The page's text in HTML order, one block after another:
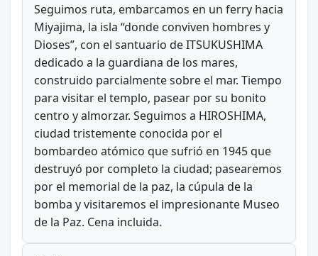
Seguimos ruta, embarcamos en un ferry hacia
Miyajima, la isla “donde conviven hombres y
Dioses”, con el santuario de ITSUKUSHIMA
dedicado a la guardiana de los mares,
construido parcialmente sobre el mar. Tiempo
para visitar el templo, pasear por su bonito
centro y almorzar. Seguimos a HIROSHIMA,
ciudad tristemente conocida por el
bombardeo atómico que sufrió en 1945 que
destruyó por completo la ciudad; pasearemos
por el memorial de la paz, la cúpula de la
bomba y visitaremos el impresionante Museo
de la Paz. Cena incluida.